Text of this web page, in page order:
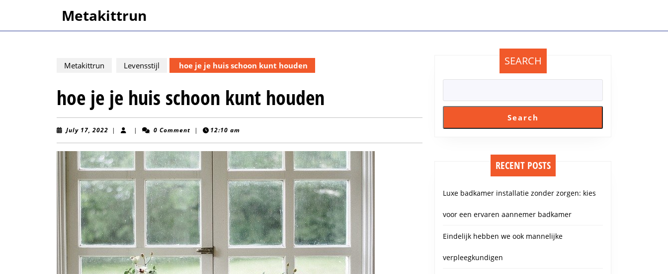
Metakittrun
Metakittrun Levensstijl hoe je je huis schoon kunt houden
hoe je je huis schoon kunt houden
July 17, 2022 July
| | 0 Comment | 12:10 am
SEARCH
Search
RECENT POSTS
Luxe badkamer installatie zonder zorgen: kies
voor een ervaren aannemer badkamer
Eindelijk hebben we ook mannelijke
verpleegkundigen